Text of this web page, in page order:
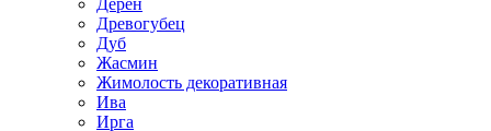
Дерен
Древогубец
Дуб
Жасмин
Жимолость декоративная
Ива
Ирга